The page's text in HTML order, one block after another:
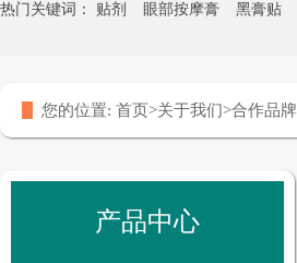
热门关键词： 贴剂 眼部按摩膏 黑膏贴
热灸膏贴牌
您的位置: 首页>关于我们>合作品牌
产品中心